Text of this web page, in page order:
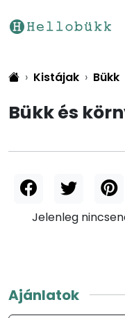
Kistájak Bükk
Bükk és
Jelenleg
Ajánlatok